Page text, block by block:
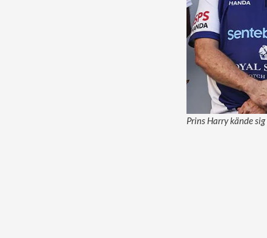
Prins Harry kände